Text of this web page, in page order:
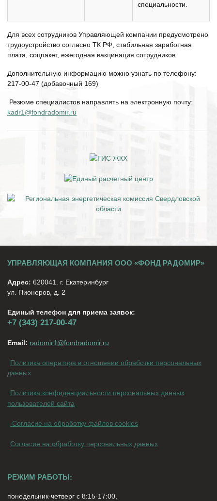
специальности.
Для всех сотрудников Управляющей компании предусмотрено
трудоустройство согласно ТК РФ, стабильная заработная
плата, соцпакет, ежегодная вакцинация сотрудников.
Дополнительную информацию можно узнать по телефону:
217-00-47 (добавочный 169)
Резюме специалистов направлять на электронную почту:
kadr1@fondradomir.ru
УПРАВЛЯЮЩАЯ КОМПАНИЯ ООО «ФОНД РАДОМИР»
Адрес: 620041. г. Екатеринбург
ул. Пионеров, д. 2
Единый телефон для приема заявок:
+7 (343) 217-00-47
Email: radomir1@fondradomir.ru
Политика оператора в отношении обработки персональных
данных
Политика конфиденциальности персональных данных
пользователей сайта
Согласие на обработку файлов cookies
Согласие на обработку персональных данных
РЕЖИМ РАБОТЫ:
понедельник-четверг с 8:15-17:00,